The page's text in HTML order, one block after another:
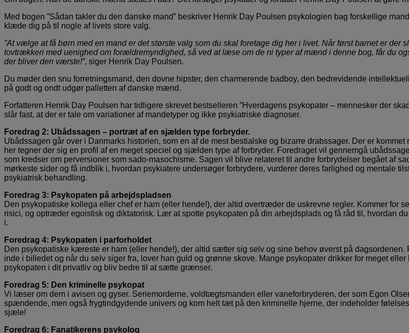
Med bogen ”Sådan takler du den danske mand” beskriver Henrik Day Poulsen psykologien bag forskellige
klæde dig på til nogle af livets store valg.
”At vælge at få børn med en mand er det største valg som du skal foretage dig her i livet. Når først barnet er
tovtrækkeri med uenighed om forældremyndighed, så ved at læse om de ni typer af mænd i denne bog, får du
der bliver den værste!”, siger Henrik Day Poulsen.
Du møder den snu forretningsmand, den dovne hipster, den charmerende badboy, den bedrevidende
på godt og ondt udgør palletten af danske mænd.
Forfatteren Henrik Day Poulsen har tidligere skrevet bestselleren ”Hverdagens psykopater – mennesker der
slår fast, at der er tale om variationer af mandetyper og ikke psykiatriske diagnoser.
Foredrag 2: Ubådssagen – portræt af en sjælden type forbryder.
Ubådssagen går over i Danmarks historien, som en af de mest bestialske og bizarre drabssager. Der er
her tegner der sig en profil af en meget speciel og sjælden type af forbryder. Foredraget vil gennemgå
som kredser om perversioner som sado-masochisme. Sagen vil blive relateret til andre forbrydelser begået af
mørkeste sider og få indblik i, hvordan psykiatere undersøger forbrydere, vurderer deres farlighed og mentale
psykiatrisk behandling.
Foredrag 3: Psykopaten på arbejdspladsen
Den psykopatiske kollega eller chef er ham (eller hende!), der altid overtræder de uskrevne regler. Kommer for
risici, og optræder egoistisk og diktatorisk. Lær at spotte psykopaten på din arbejdsplads og få råd til, hvordan
i.
Foredrag 4: Psykopaten i parforholdet
Den psykopatiske kæreste er ham (eller hende!), der altid sætter sig selv og sine behov øverst på
inde i billedet og når du selv siger fra, lover han guld og grønne skove. Mange psykopater drikker for meget
psykopaten i dit privatliv og bliv bedre til at sætte grænser.
Foredrag 5: Den kriminelle psykopat
Vi læser om dem i avisen og gyser. Seriemorderne, voldtægtsmanden eller vaneforbryderen, der som Egon
spændende, men også frygtindgydende univers og kom helt tæt på den kriminelle hjerne, der indeholder
sjæle!
Foredrag 6: Fanatikerens psykolog